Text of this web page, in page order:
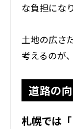
な負担にな
土地の広さ
考えるのが
道路の
札幌では